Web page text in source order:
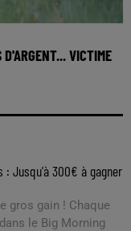
VICTIME
: Jusqu'à 300€ à gagner
gros gain ! Chaque
le Big Morning